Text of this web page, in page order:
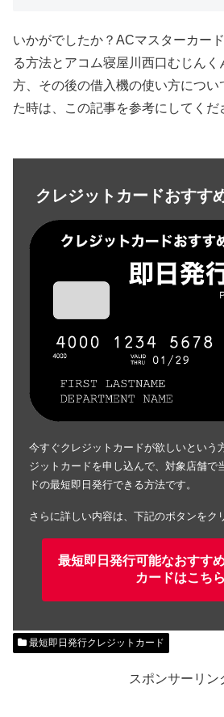
いかがでしたか？ACマスターカー
る方法とアコム寝屋川西口むじんく
方、その後の借入機の使い方につい
た時は、この記事を参考にしてくだ
クレジットカードおすす
今すぐクレジットカードが欲しいという
ジットカードを申し込んで、対象店舗で
ドの最短即日発行できる方法です。
さらに詳しい内容は、下記のボタンをク
最短即日発行可能なおすす
カードはこちら
最短即日発行クレジットカード
スポンサーリン